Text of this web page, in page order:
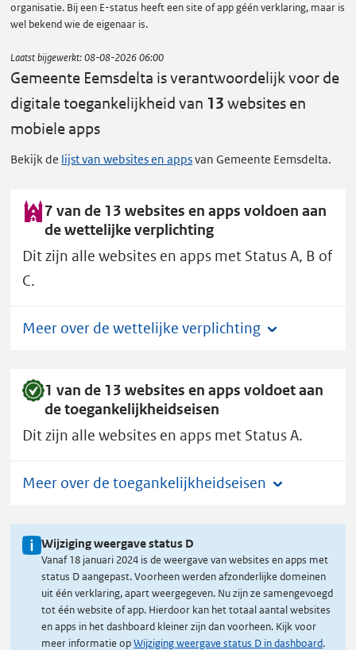
organisatie. Bij een E-status heeft een site of app géén verklaring, maar is
wel bekend wie de eigenaar is.
Laatst bijgewerkt:08-08-2026 06:00
Gemeente Eemsdelta is verantwoordelijk voor de
digitale toegankelijkheid van 13 websites en
mobiele apps
Bekijk de lijst van websites en appsvan Gemeente Eemsdelta.
7 van de 13 websites en apps voldoen aan
de wettelijke verplichting
Dit zijn alle websites en apps met Status A, B of
C.
Meer over de wettelijke verplichting
1 van de 13 websites en apps voldoet aan
de toegankelijkheidseisen
Dit zijn alle websites en apps met Status A.
Meer over de toegankelijkheidseisen
Wijziging weergave status D
Vanaf 18 januari 2024 is de weergave van websites en apps met
status D aangepast. Voorheen werden afzonderlijke domeinen
uit één verklaring, apart weergegeven. Nu zijn ze samengevoegd
tot één website of app. Hierdoor kan het totaal aantal websites
en apps in het dashboard kleiner zijn dan voorheen. Kijk voor
meer informatie opWijziging weergave status D in dashboard.